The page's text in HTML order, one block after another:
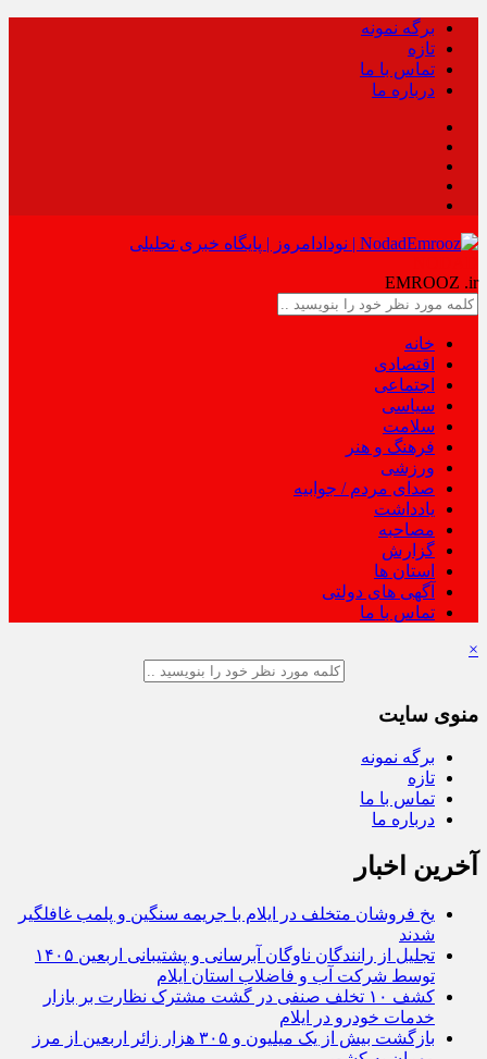
برگه نمونه
تازه
تماس با ما
درباره ما
EMROOZ .ir
خانه
اقتصادی
اجتماعی
سیاسی
سلامت
فرهنگ و هنر
ورزشی
صدای مردم / جوابیه
یادداشت
مصاحبه
گزارش
استان ها
آگهی های دولتی
تماس با ما
×
منوی سایت
برگه نمونه
تازه
تماس با ما
درباره ما
آخرین اخبار
یخ‌ فروشان متخلف در ایلام با جریمه سنگین و پلمب غافلگیر
شدند
تجلیل از رانندگان ناوگان آبرسانی و پشتیبانی اربعین ۱۴۰۵
توسط شرکت آب و فاضلاب استان ایلام
کشف ۱۰ تخلف صنفی در گشت مشترک نظارت بر بازار
خدمات خودرو در ایلام
بازگشت بیش از یک میلیون و ۳۰۵ هزار زائر اربعین از مرز